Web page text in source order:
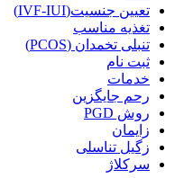
تعیین جنسیت(IVF-IUI)
تغذیه مناسب
تنبلی تخمدان (PCOS)
ثبت نام
خدمات
رحم جایگزین
روش PGD
زایمان
زگیل تناسلی
سرکلاژ